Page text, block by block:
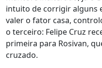
intuito de corrigir alguns
valer o fator casa,
o terceiro: Felipe Cruz
primeira para Rosivan,
cruzado.